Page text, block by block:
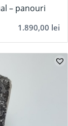
– panouri
1.890,00 lei